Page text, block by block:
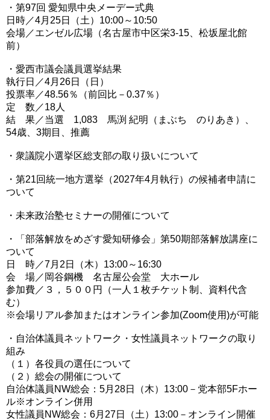
・第97回 愛知県中央メーデー式典
日時／4月25日（土）10:00～10:50
会場／エンゼル広場（名古屋市中区栄3-15、松坂屋北館
前）
・愛西市議会議員選挙結果
執行日／4月26日（日）
投票率／48.56％（前回比－0.37％）
定 数／18人
結 果／当選 1,083 馬渕 紀明（まぶち のりあき）、
54歳、3期目、推薦
・衆議院小選挙区総支部の取り扱いについて
・第21回統一地方選挙（2027年4月執行）の候補者申請に
ついて
・未来政治塾セミナーの開催について
・「部落解放をめざす愛知研修会」第50期部落解放講座に
ついて
日 時／7月2日（木）13:00～16:30
会 場／岡谷鋼機 名古屋公会堂 大ホール
参加費／３，５００円（一人１枚チケット制、資料代含
む）
※会場リアル参加またはオンライン参加(Zoom使用)が可能
・自治体議員ネットワーク・女性議員ネットワークの取り
組み
（１）各役員の選任について
（２）総会の開催について
自治体議員NW総会：5月28日（木）13:00－党本部5Fホー
ル※オンライン併用
女性議員NW総会：6月27日（土）13:00－オンライン開催